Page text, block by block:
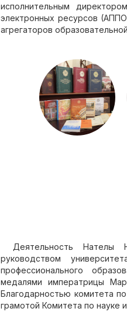
исполнительным
электронных ресурсов
агрегаторов
Деятельность Нателы
руководством
профессионального
медалями императрицы
Благодарностью комитета
грамотой Комитета по науке